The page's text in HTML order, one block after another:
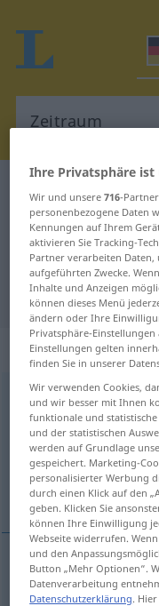
Deutsch-
"Zeitraum"
"Zeitraum"
Zeitraumm <-(e)s;
Übersicht aller
(Für mehr Details die
razdoblje
razdoblje Zeitraum
Ihre Privatsphäre
Wir und unsere716-
personenbezogene Daten
Kennungen auf Ihrem
aktivieren Sie Tracking-
Partner verarbeiten Daten,
aufgeführten Zwecke.
Inhalte und Anzeigen
können dieses Menü
ändern oder Ihre
Privatsphäre-
Einstellungen gelten
finden Sie in unserer
Wir verwenden Cookies,
und wir besser mit Ihnen
funktionale und
und der statistischen
werden auf Grundlage
gespeichert. Marketing-
personalisierter Werbung
durch einen Klick auf den
geben. Klicken Sie
können Ihre Einwilligung
Webseite widerrufen.
und den
Button „Mehr Optionen“.
Datenverarbeitung
Datenschutzerklärung.